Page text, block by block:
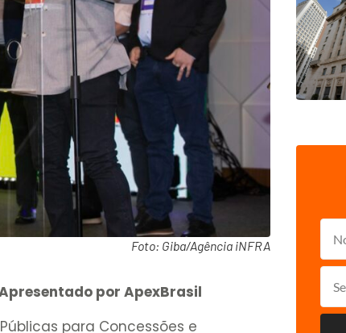
Foto: Giba/Agência iNFRA
por ApexBrasil
para Concessões e